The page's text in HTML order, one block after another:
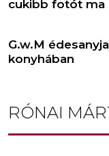
cukibb fotót ma
G.w.M
konyhában
RÓNAI